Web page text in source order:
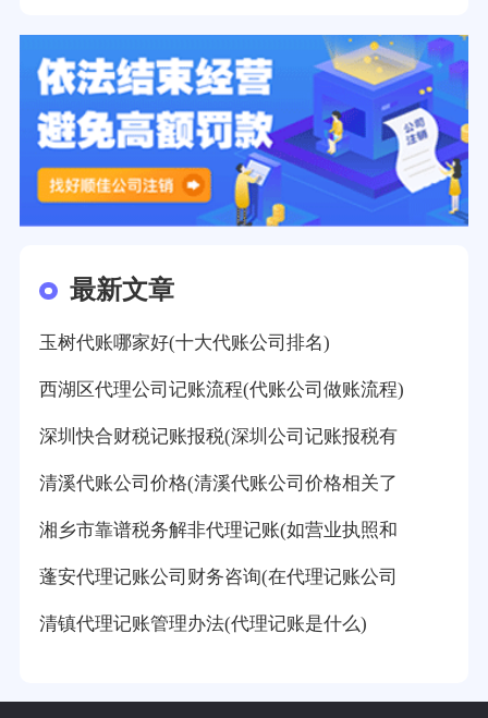
最新文章
玉树代账哪家好(十大代账公司排名)
西湖区代理公司记账流程(代账公司做账流程)
深圳快合财税记账报税(深圳公司记账报税有
清溪代账公司价格(清溪代账公司价格相关了
湘乡市靠谱税务解非代理记账(如营业执照和
蓬安代理记账公司财务咨询(在代理记账公司
清镇代理记账管理办法(代理记账是什么)